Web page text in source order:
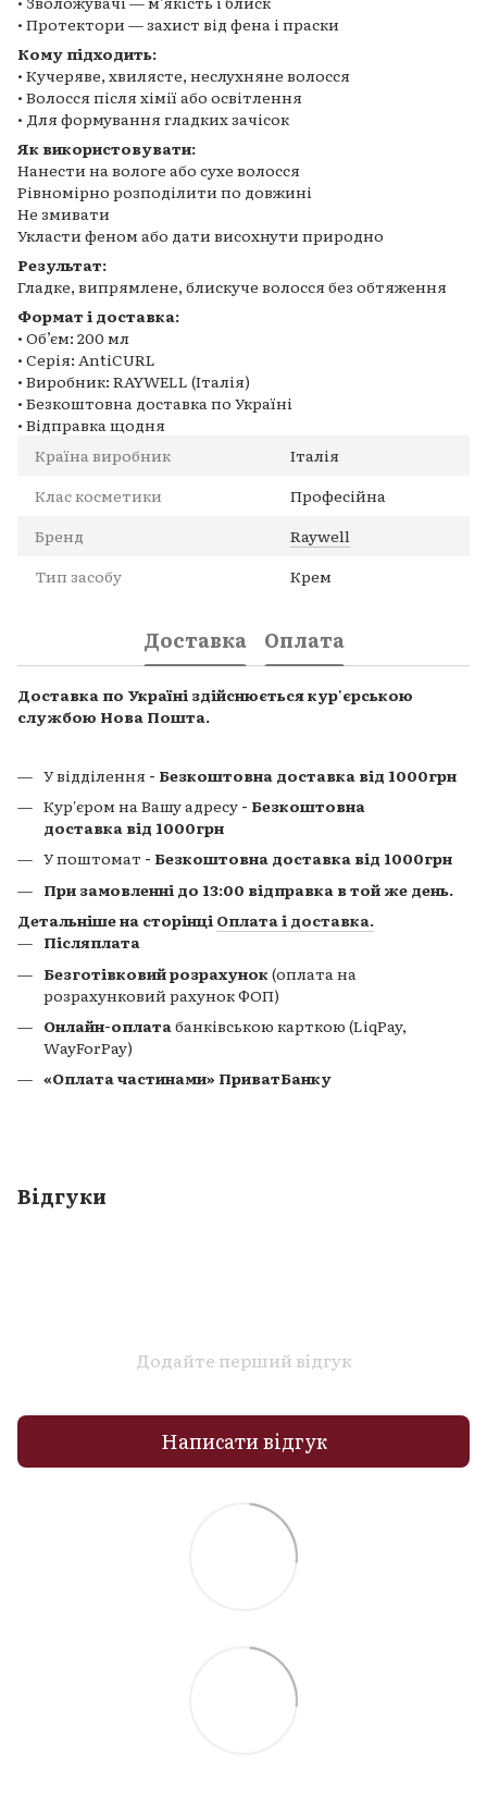
• Протектори — захист від фена і праски
Кому підходить:
• Кучеряве, хвилясте, неслухняне волосся
• Волосся після хімії або освітлення
• Для формування гладких зачісок
Як використовувати:
Нанести на вологе або сухе волосся
Рівномірно розподілити по довжині
Не змивати
Укласти феном або дати висохнути природно
Результат:
Гладке, випрямлене, блискуче волосся без обтяження
Формат і доставка:
• Обʼєм: 200 мл
• Серія: AntiCURL
• Виробник: RAYWELL (Італія)
• Безкоштовна доставка по Україні
• Відправка щодня
Країна виробник
Італія
Клас косметики
Професійна
Бренд
Raywell
Тип засобу
Крем
Доставка Оплата
Доставка по Україні здійснюється кур'єрською
службою Нова Пошта.
У відділення - Безкоштовна доставка від 1000грн
Кур'єром на Вашу адресу - Безкоштовна
доставка від 1000грн
У поштомат - Безкоштовна доставка від 1000грн
При замовленні до 13:00 відправка в той же день.
Детальніше на сторінці Оплата і доставка.
Післяплата
Безготівковий розрахунок (оплата на
розрахунковий рахунок ФОП)
Онлайн-оплата банківською карткою (LiqPay,
WayForPay)
«Оплата частинами» ПриватБанку
Відгуки
Додайте перший відгук
Написати відгук